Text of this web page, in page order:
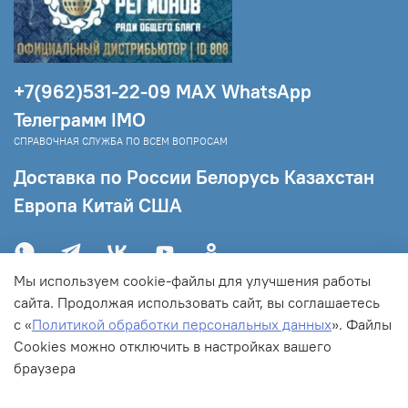
"Планета Регионов" г.Москва. гарантия 60 месяцев.
Размер корпуса КФС 88,6 х 61,36 х 9 мм. Вес 80 гр
+7(962)531-22-09 МAX WhatsApp
Телеграмм IMO
СПРАВОЧНАЯ СЛУЖБА ПО ВСЕМ ВОПРОСАМ
Доставка по России Белорусь Казахстан
Европа Китай США
Мы используем cookie-файлы для улучшения работы
сайта. Продолжая использовать сайт, вы соглашаетесь
с «Политикой обработки персональных данных». Файлы
Cookies можно отключить в настройках вашего
браузера